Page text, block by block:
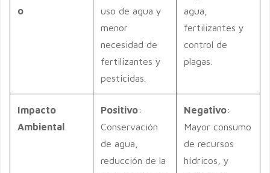
o
uso de agua y
menor
necesidad de
fertilizantes y
pesticidas.
agua,
fertilizantes y
control de
plagas.
Impacto
Ambiental
Positivo:
Conservación
de agua,
reducción de la
Negativo:
Mayor consumo
de recursos
hídricos, y